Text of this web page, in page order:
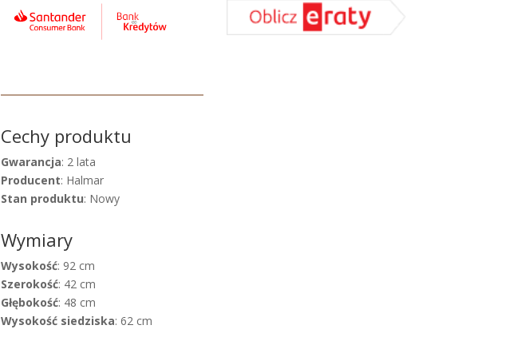
Cechy produktu
Gwarancja: 2 lata
Producent: Halmar
Stan produktu: Nowy
Wymiary
Wysokość: 92 cm
Szerokość: 42 cm
Głębokość: 48 cm
Wysokość siedziska: 62 cm